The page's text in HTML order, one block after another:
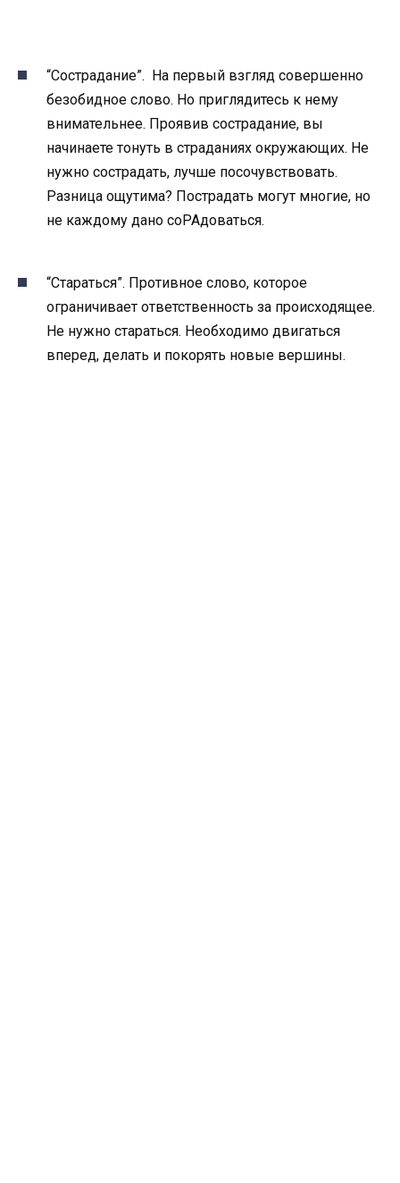
“Сострадание”. На первый взгляд совершенно
безобидное слово. Но приглядитесь к нему
внимательнее. Проявив сострадание, вы
начинаете тонуть в страданиях окружающих. Не
нужно сострадать, лучше посочувствовать.
Разница ощутима? Пострадать могут многие, но
не каждому дано соРАдоваться.
“Стараться”. Противное слово, которое
ограничивает ответственность за происходящее.
Не нужно стараться. Необходимо двигаться
вперед, делать и покорять новые вершины.